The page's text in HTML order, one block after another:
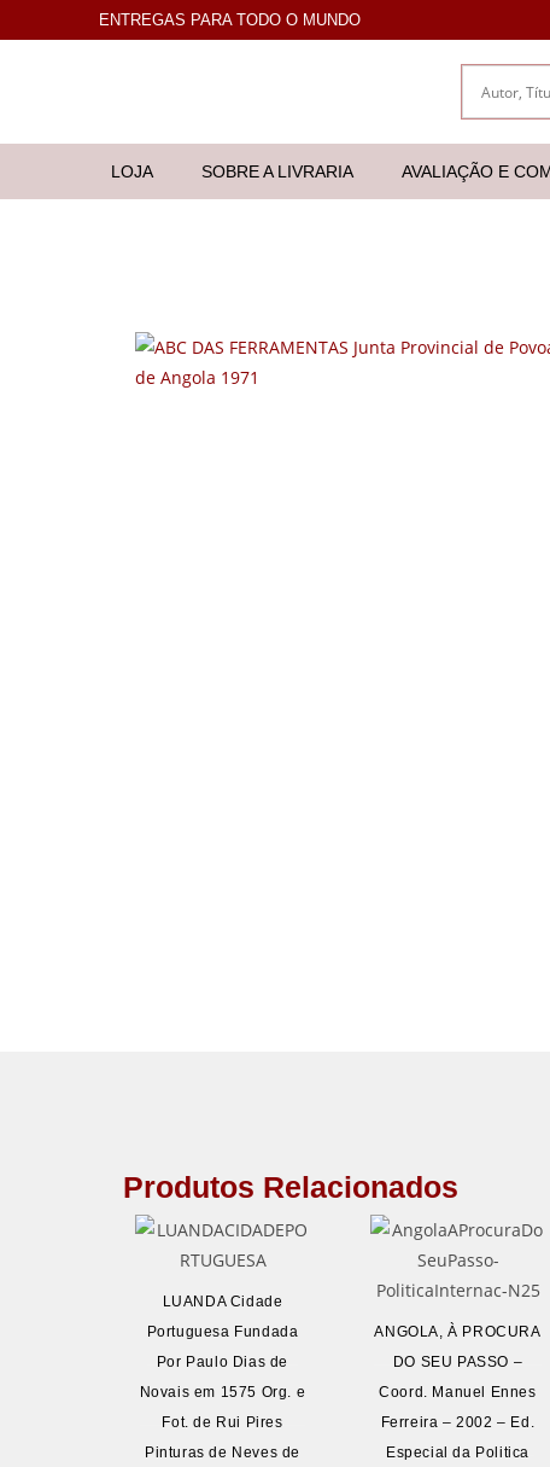
ENTREGAS PARA TODO O MUNDO
LOJA SOBRE A LIVRARIA AVALIAÇÃO E
Produtos Relacionados
LUANDA Cidade
Portuguesa Fundada
Por Paulo Dias de
Novais em 1575 Org. e
Fot. de Rui Pires
Pinturas de Neves de
ANGOLA, À PROCURA
DO SEU PASSO –
Coord. Manuel Ennes
Ferreira – 2002 – Ed.
Especial da Politica